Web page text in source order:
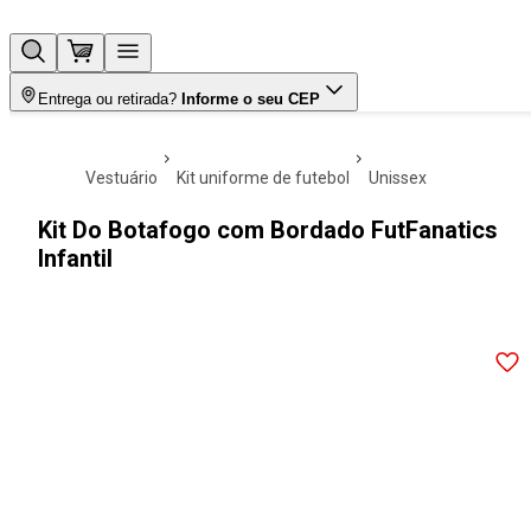
Entrega ou retirada? Informe o seu CEP
vestuário kit uniforme de futebol unissex
Kit Do Botafogo com Bordado FutFanatics
Infantil